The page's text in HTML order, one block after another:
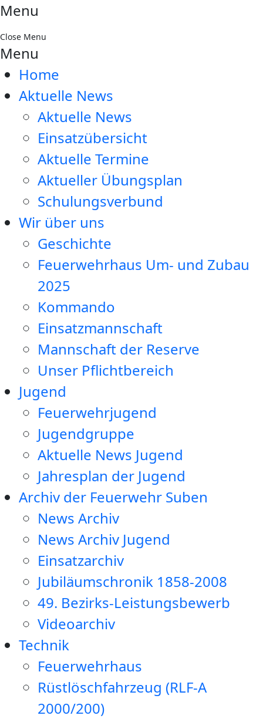
Menu
Close Menu
Menu
Home
Aktuelle News
Aktuelle News
Einsatzübersicht
Aktuelle Termine
Aktueller Übungsplan
Schulungsverbund
Wir über uns
Geschichte
Feuerwehrhaus Um- und Zubau
2025
Kommando
Einsatzmannschaft
Mannschaft der Reserve
Unser Pflichtbereich
Jugend
Feuerwehrjugend
Jugendgruppe
Aktuelle News Jugend
Jahresplan der Jugend
Archiv der Feuerwehr Suben
News Archiv
News Archiv Jugend
Einsatzarchiv
Jubiläumschronik 1858-2008
49. Bezirks-Leistungsbewerb
Videoarchiv
Technik
Feuerwehrhaus
Rüstlöschfahrzeug (RLF-A
2000/200)